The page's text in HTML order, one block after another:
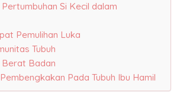
Si Kecil dalam
Pemulihan Luka
Tubuh
Berat Badan
Pada Tubuh Ibu Hamil